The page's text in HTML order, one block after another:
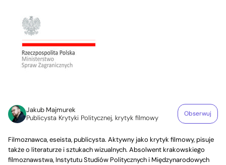
Jakub Majmurek
Publicysta Krytyki Politycznej, krytyk filmowy
Obserwuj
Filmoznawca, eseista, publicysta. Aktywny jako krytyk filmowy, pisuje
także o literaturze i sztukach wizualnych. Absolwent krakowskiego
filmoznawstwa, Instytutu Studiów Politycznych i Międzynarodowych